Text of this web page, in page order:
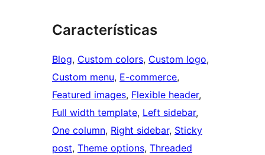
Características
Blog, Custom colors, Custom logo
Custom menu, E-commerce
Featured images, Flexible header
Full width template, Left sidebar
One column, Right sidebar, Sticky
post, Theme options, Threaded